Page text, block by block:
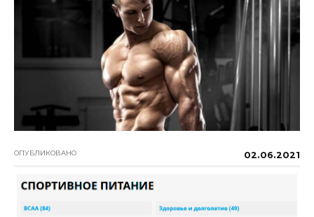
ОПУБЛИКОВАНО 02.06.2021